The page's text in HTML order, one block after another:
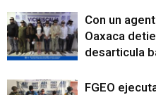
Con un
Oaxaca
desarticula
FGEO